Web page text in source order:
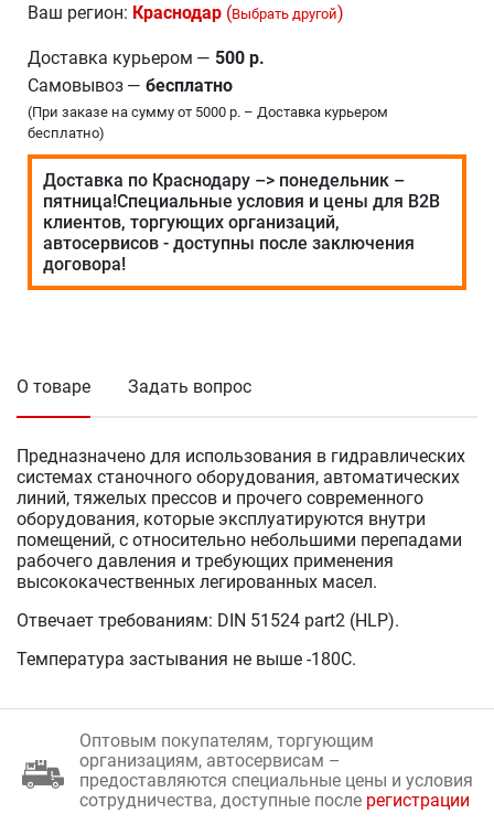
Ваш регион: Краснодар (Выбрать другой)
Доставка курьером — 500 р.
Самовывоз — бесплатно
(При заказе на сумму от 5000 р. – Доставка курьером
бесплатно)
Доставка по Краснодару –> понедельник –
пятница!Специальные условия и цены для В2В
клиентов, торгующих организаций,
автосервисов - доступны после заключения
договора!
О товаре Задать вопрос
Предназначено для использования в гидравлических
системах станочного оборудования, автоматических
линий, тяжелых прессов и прочего современного
оборудования, которые эксплуатируются внутри
помещений, с относительно небольшими перепадами
рабочего давления и требующих применения
высококачественных легированных масел.
Отвечает требованиям: DIN 51524 part2 (HLP).
Температура застывания не выше -180С.
Оптовым покупателям, торгующим
организациям, автосервисам –
предоставляются специальные цены и условия
сотрудничества, доступные после регистрации